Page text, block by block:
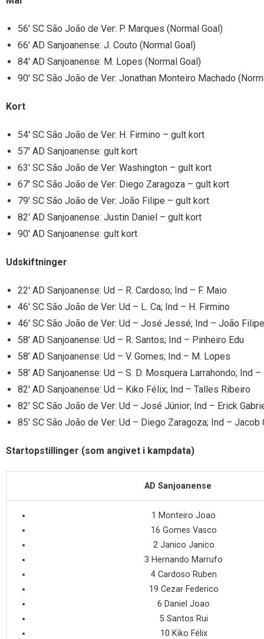
56′ SC São João de Ver: P. Marques (Normal Goal)
66′ AD Sanjoanense: J. Couto (Normal Goal)
84′ AD Sanjoanense: M. Lopes (Normal Goal)
90′ SC São João de Ver: Jonathan Monteiro Machado
Kort
54′ SC São João de Ver: H. Firmino – gult kort
57′ AD Sanjoanense: gult kort
63′ SC São João de Ver: Washington – gult kort
67′ SC São João de Ver: Diego Zaragoza – gult kort
79′ SC São João de Ver: João Filipe – gult kort
82′ AD Sanjoanense: Justin Daniel – gult kort
90′ AD Sanjoanense: gult kort
Udskiftninger
22′ AD Sanjoanense: Ud – R. Cardoso; Ind – F. Maio
46′ SC São João de Ver: Ud – L. Ca; Ind – H. Firmino
46′ SC São João de Ver: Ud – José Jessé; Ind – João Filipe
58′ AD Sanjoanense: Ud – R. Santos; Ind – Pinheiro Edu
58′ AD Sanjoanense: Ud – V. Gomes; Ind – M. Lopes
58′ AD Sanjoanense: Ud – S. D. Mosquera Larrahondo; Ind
82′ AD Sanjoanense: Ud – Kiko Félix; Ind – Talles Ribeiro
82′ SC São João de Ver: Ud – José Júnior; Ind – Erick
85′ SC São João de Ver: Ud – Diego Zaragoza; Ind – Jacob
Startopstillinger (som angivet i kampdata)
AD Sanjoanense
1 Monteiro Joao
16 Gomes Vasco
2 Janico Janico
3 Hernando Marrufo
4 Cardoso Ruben
19 Cezar Federico
6 Daniel Joao
5 Santos Rui
10 Kiko Félix